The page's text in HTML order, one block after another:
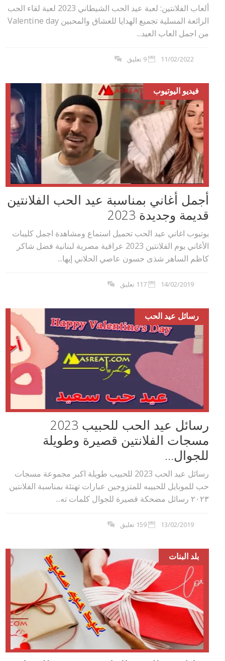
ألعاب الفلانتين: لعبة عيد الحب الشيطاني 2023 لعبة لقاء الحب
الرائعة المسلية تجميع الهدايا للعشاق والمحبين Valentine day
من اجمل العاب العيد...
11/02/2022 9 تعليق
فيديو اليوتيوب
أجمل أغاني بمناسبة عيد الحب الفلانتين
قديمة وجديدة 2023
يوتيوب اغاني عيد الحب تحميل استماع ومشاهدة اجمل كليبات
الأغاني يوم الفلانتين 2023 عراقية مصرية لبنانية فضل شاكر
كاظم الساهر شذى حسون عاصي الحلاني إيها...
14/02/2019 117 تعليق
رسائل عيد الحب
رسائل عيد الحب للحبيب 2023
مسجات الفلانتين قصيرة وطويلة
للجوال...
رسائل عيد الحب 2023 للحبيب طويلة اكبر مجموعة مسجات
حب للموبايل للحبيبه للمتزوجين عبارات تهنئة بمناسبة الفلانتين
٢٠٢۳ رسائل مضحكة قصيرة للجوال كلمات ته...
13/02/2019 159 تعليق
بلد البنات